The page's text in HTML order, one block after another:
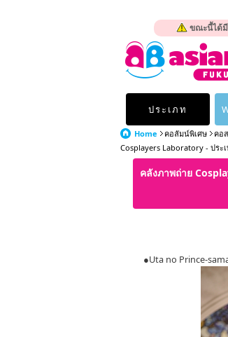
ขณะนี้ได้มี
ประเภท
Home คอลัมน์พิเศษ คอ
Cosplayers Laboratory - ประ
คลังภาพถ่าย
●Uta no Prince-